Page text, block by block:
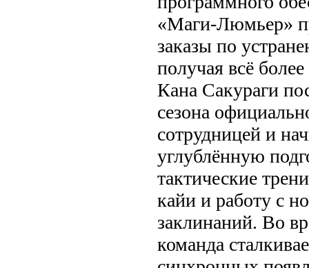
«Маги-Люмьер»
заказы по
получая всё
Кана Сакураги
сезона
сотрудницей и
углублённую
тактические
кайи и работу с
заклинаний. Во
команда